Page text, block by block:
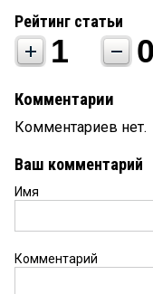
Рейтинг статьи
1 0
Комментарии
Комментариев нет.
Ваш комментарий
Имя
Комментарий